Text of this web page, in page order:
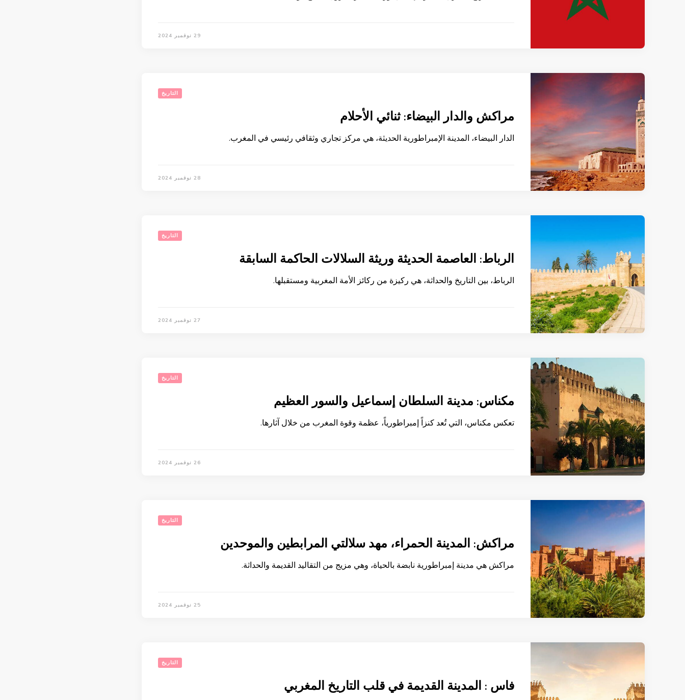
29 نوفمبر 2024
التاريخ
مراكش والدار البيضاء: ثنائي الأحلام
الدار البيضاء، المدينة الإمبراطورية الحديثة، هي مركز تجاري وثقافي رئيسي في المغرب.
28 نوفمبر 2024
التاريخ
الرباط: العاصمة الحديثة وريثة السلالات الحاكمة السابقة
الرباط، بين التاريخ والحداثة، هي ركيزة من ركائز الأمة المغربية ومستقبلها.
27 نوفمبر 2024
التاريخ
مكناس: مدينة السلطان إسماعيل والسور العظيم
تعكس مكناس، التي تُعد كنزاً إمبراطورياً، عظمة وقوة المغرب من خلال آثارها.
26 نوفمبر 2024
التاريخ
مراكش: المدينة الحمراء، مهد سلالتي المرابطين والموحدين
مراكش هي مدينة إمبراطورية نابضة بالحياة، وهي مزيج من التقاليد القديمة والحداثة.
25 نوفمبر 2024
التاريخ
فاس : المدينة القديمة في قلب التاريخ المغربي